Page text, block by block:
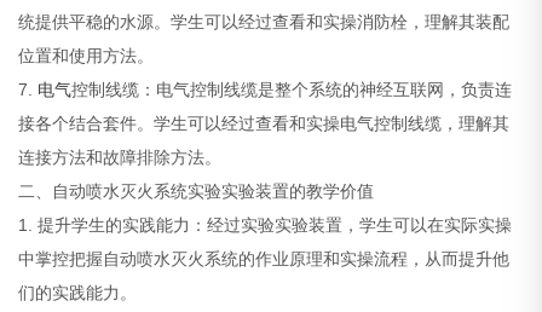
统提供平稳的水源。学生可以经过查看和实操消防栓，理解其装配
位置和使用方法。
7. 电气控制线缆：电气控制线缆是整个系统的神经互联网，负责连
接各个结合套件。学生可以经过查看和实操电气控制线缆，理解其
连接方法和故障排除方法。
二、自动喷水灭火系统实验实验装置的教学价值
1. 提升学生的实践能力：经过实验实验装置，学生可以在实际实操
中掌控把握自动喷水灭火系统的作业原理和实操流程，从而提升他
们的实践能力。